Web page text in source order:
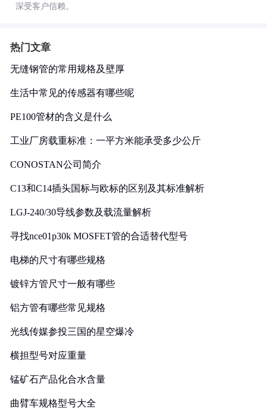
深受客户信赖。
热门文章
无缝钢管的常用规格及壁厚
生活中常见的传感器有哪些呢
PE100管材的含义是什么
工业厂房载重标准：一平方米能承受多少公斤
CONOSTAN公司简介
C13和C14插头国标与欧标的区别及其标准解析
LGJ-240/30导线参数及载流量解析
寻找nce01p30k MOSFET管的合适替代型号
电梯的尺寸有哪些规格
镀锌方管尺寸一般有哪些
铝方管有哪些常见规格
光线传媒参投三国的星空爆冷
横担型号对应重量
锰矿石产品化合水含量
曲臂车规格型号大全